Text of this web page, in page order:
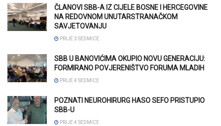
ČLANOVI SBB-A IZ CIJELE BOSNE I HERCEGOVINE
NA REDOVNOM UNUTARSTRANAČKOM
SAVJETOVANJU
PRIJE 3 SEDMICE
SBB U BANOVIĆIMA OKUPIO NOVU GENERACIJU:
FORMIRANO POVJERENIŠTVO FORUMA MLADIH
PRIJE 4 SEDMICE
POZNATI NEUROHIRURG HASO SEFO PRISTUPIO
SBB-U
PRIJE 4 SEDMICE